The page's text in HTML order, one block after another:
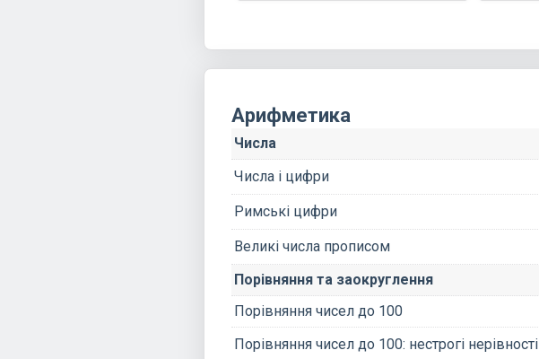
Арифметика
Числа
Числа і цифри
Римські цифри
Великі числа прописом
Порівняння та заокруглення
Порівняння чисел до 100
Порівняння чисел до 100: нестрогі нерівності